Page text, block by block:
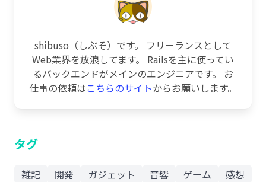
shibuso（しぶそ）です。 フリーランスとして
Web業界を放浪してます。 Railsを主に使ってい
るバックエンドがメインのエンジニアです。 お
仕事の依頼はこちらのサイトからお願いします。
タグ
雑記 開発 ガジェット 音響 ゲーム
感想